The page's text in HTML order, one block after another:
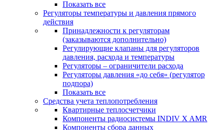
Показать все
Регуляторы температуры и давления прямого
действия
Принадлежности к регуляторам
(заказываются дополнительно)
Регулирующие клапаны для регуляторов
давления, расхода и температуры
Регуляторы – ограничители расхода
Регуляторы давления «до себя» (регулятор
подпора)
Показать все
Средства учета теплопотребления
Квартирные теплосчетчики
Компоненты радиосистемы INDIV X AMR
Компоненты сбора данных